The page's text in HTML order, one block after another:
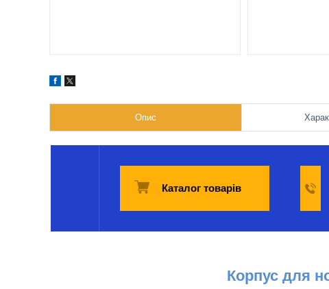
Опис
Каталог товарів
Корпус для